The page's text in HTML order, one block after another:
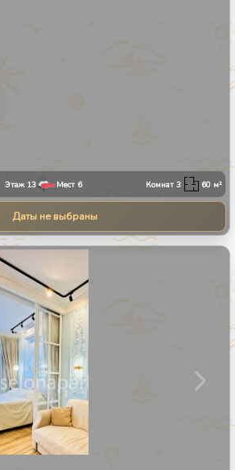
Этаж 13 Мест 6 Комнат3 60 м²
Даты не выбраны